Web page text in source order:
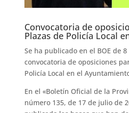
Convocatoria de
Plazas de Policía Local
Se ha publicado en el BOE de
convocatoria de oposiciones
Policía Local en el
En el «Boletín Oficial de la
número 135, de 17 de julio de